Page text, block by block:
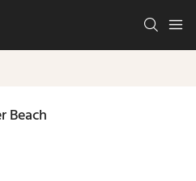
Beach